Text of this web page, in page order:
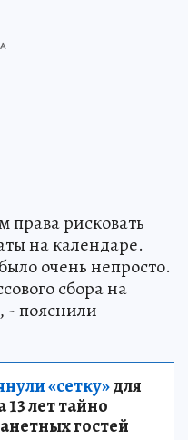
рисковать
на календаре.
очень непросто.
сбора на
- пояснили
«сетку»для
лет тайно
гостей